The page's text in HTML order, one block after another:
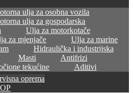
ulja za osobna vozila
ulja za gospodarska
Ulja za motorkotače
za mjenjače
Ulja za marine
Hidraulička i industrijska
Masti
Antifrizi
tekućine
Aditivi
oprema